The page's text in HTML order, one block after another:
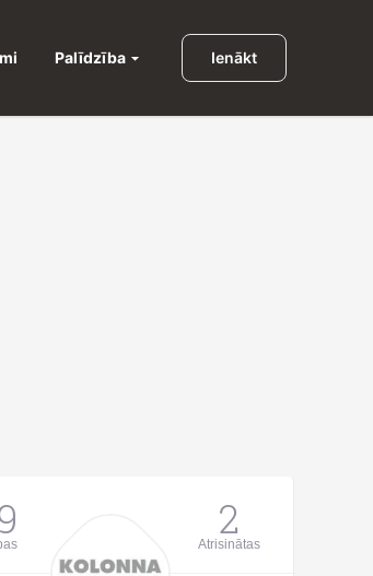
Palīdzība Ienākt
2
Atrisinātas